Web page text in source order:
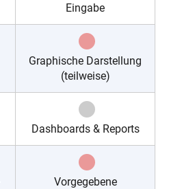
Eingabe
Graphische Darstellung
(teilweise)
Dashboards & Reports
Vorgegebene